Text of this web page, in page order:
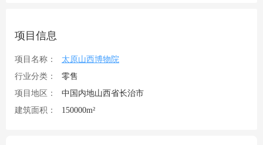
项目信息
项目名称：
太原山西博物院
行业分类：
零售
项目地区：
中国内地山西省长治市
建筑面积：
150000m²